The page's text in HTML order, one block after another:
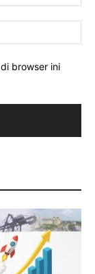
browser ini